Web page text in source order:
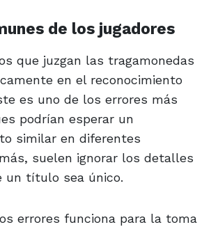
de los jugadores
que juzgan las tragamonedas
en el reconocimiento
es uno de los errores más
podrían esperar un
similar en diferentes
suelen ignorar los detalles
un título sea único.
errores funciona para la toma